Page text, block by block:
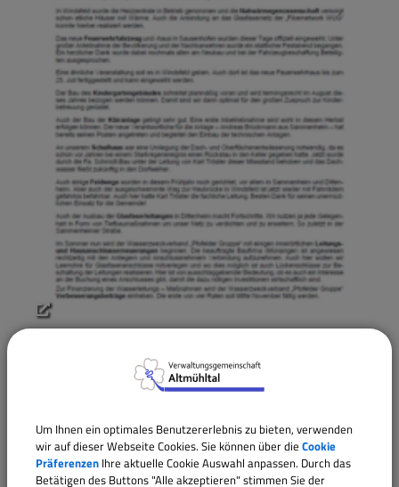
Um Ihnen ein optimales Benutzererlebnis zu bieten, verwenden
wir auf dieser Webseite Cookies. Sie können über die Cookie
Präferenzen Ihre aktuelle Cookie Auswahl anpassen. Durch das
Betätigen des Buttons "Alle akzeptieren" stimmen Sie der